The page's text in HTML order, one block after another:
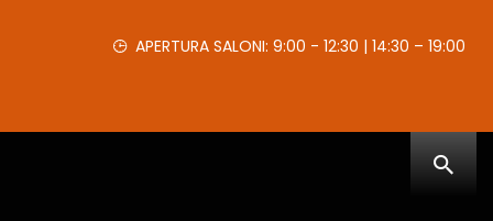
APERTURA SALONI: 9:00 - 12:30 | 14:30 – 19:00